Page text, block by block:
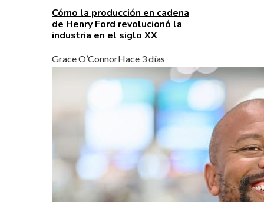
Cómo la producción en cadena
de Henry Ford revolucionó la
industria en el siglo XX
Grace O’ConnorHace 3 días